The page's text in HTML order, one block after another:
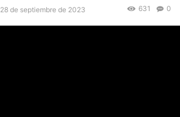
28 de septiembre de 2023 0
631